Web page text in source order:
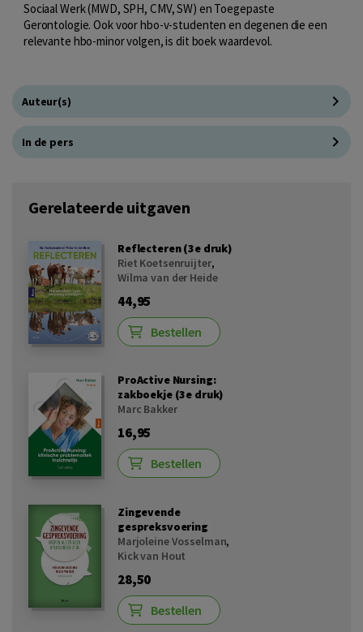
Sociaal Werk (MWD, SPH, CMV, SW) en Toegepaste
Gerontologie. Ook voor hbo-v-studenten en degenen die een
relevante hbo-minor volgen, is dit boek waardevol.
Auteur(s)
In de pers
Gerelateerde uitgaven
Reflecteren (3e druk)
Riet Koetsenruijter,
Wilma van der Heide
44,95
Bestellen
ProActive Nursing:
zakboekje (3e druk)
Marc Bakker
16,95
Bestellen
Zingevende
gespreksvoering
Marjoleine Vosselman,
Kick van Hout
28,50
Bestellen